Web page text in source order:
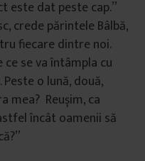
este dat peste cap.”
crede părintele Bâlbă,
fiecare dintre noi.
se va întâmpla cu
o lună, două,
mea? Reușim, ca
încât oamenii să